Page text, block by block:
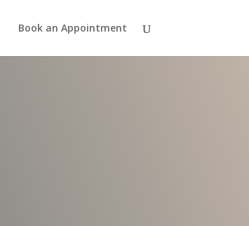
Book an Appointment